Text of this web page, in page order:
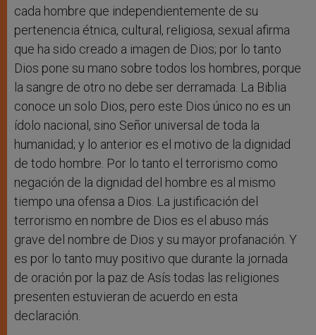
cada hombre que independientemente de su
pertenencia étnica, cultural, religiosa, sexual afirma
que ha sido creado a imagen de Dios; por lo tanto
Dios pone su mano sobre todos los hombres, porque
la sangre de otro no debe ser derramada. La Biblia
conoce un solo Dios, pero este Dios único no es un
ídolo nacional, sino Señor universal de toda la
humanidad; y lo anterior es el motivo de la dignidad
de todo hombre. Por lo tanto el terrorismo como
negación de la dignidad del hombre es al mismo
tiempo una ofensa a Dios. La justificación del
terrorismo en nombre de Dios es el abuso más
grave del nombre de Dios y su mayor profanación. Y
es por lo tanto muy positivo que durante la jornada
de oración por la paz de Asís todas las religiones
presenten estuvieran de acuerdo en esta
declaración.